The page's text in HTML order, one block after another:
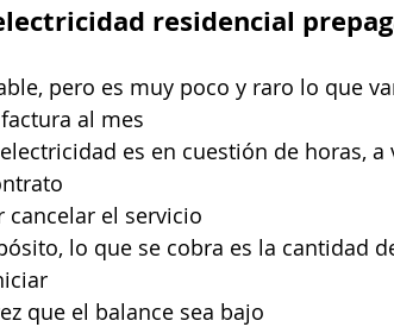
residencial
pero es muy poco y raro lo que
al mes
es en cuestión de horas,
cancelar el servicio
lo que se cobra es la cantidad
que el balance sea bajo